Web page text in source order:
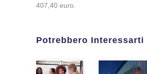
407,40 euro.
Potrebbero Interessarti